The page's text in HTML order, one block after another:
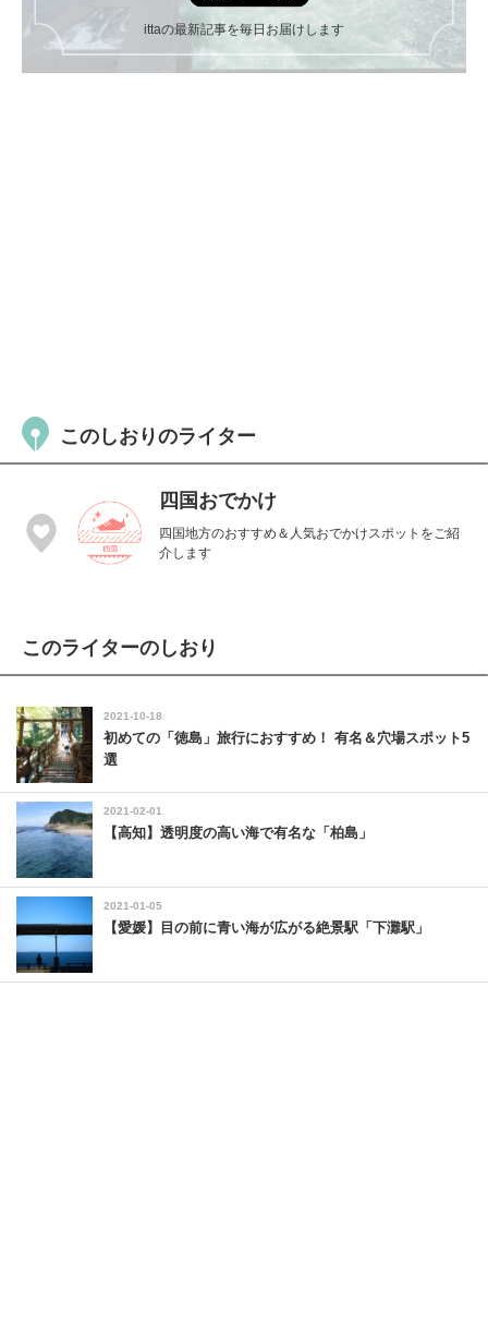
ittaの最新記事を毎日お届けします
このしおりのライター
四国おでかけ
四国地方のおすすめ＆人気おでかけスポットをご紹
介します
このライターのしおり
2021-10-18
初めての「徳島」旅行におすすめ！ 有名＆穴場スポット5
選
2021-02-01
【高知】透明度の高い海で有名な「柏島」
2021-01-05
【愛媛】目の前に青い海が広がる絶景駅「下灘駅」